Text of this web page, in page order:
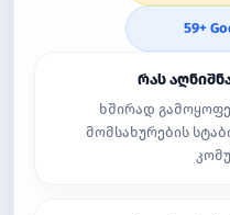
59+
რას
ხშირად
მომსახურების